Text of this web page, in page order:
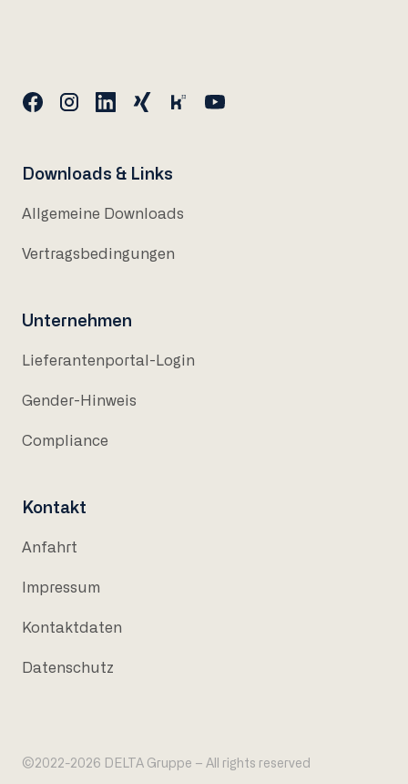
Downloads & Links
Allgemeine Downloads
Vertragsbedingungen
Unternehmen
Lieferantenportal-Login
Gender-Hinweis
Compliance
Kontakt
Anfahrt
Impressum
Kontaktdaten
Datenschutz
©2022-2026 DELTA Gruppe – All rights reserved